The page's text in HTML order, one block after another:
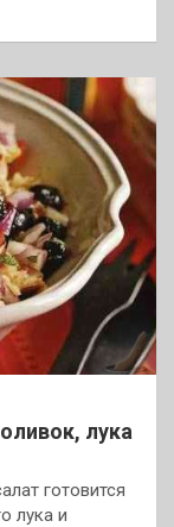
лука
готовится
лука и